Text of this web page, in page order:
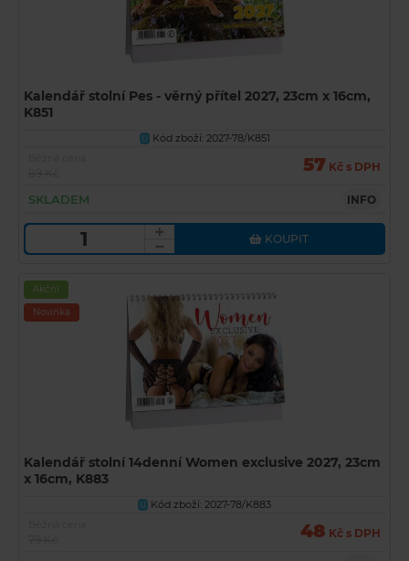
Kalendář stolní Pes - věrný přítel 2027, 23cm x 16cm,
K851
U Kód zboží: 2027-78/K851
57 Kč s DPH
SKLADEM INFO
KOUPIT
Akční
Novinka
Kalendář stolní 14denní Women exclusive 2027, 23cm
x 16cm, K883
U
Kód zboží: 2027-78/K883
48 Kč s DPH